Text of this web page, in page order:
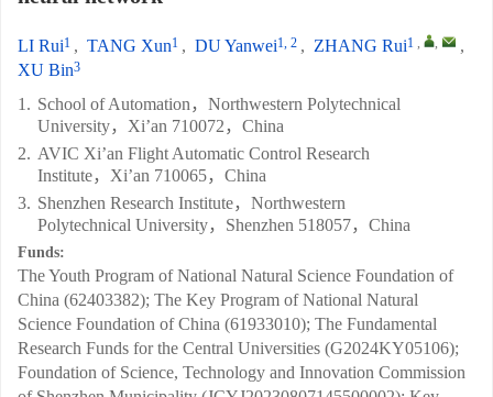
LI Rui1 , TANG Xun1 , DU Yanwei1, 2 , ZHANG Rui1 , ,
,
XU Bin3
1. School of Automation，Northwestern Polytechnical
University，Xi’an 710072，China
2. AVIC Xi’an Flight Automatic Control Research
Institute，Xi’an 710065，China
3. Shenzhen Research Institute，Northwestern
Polytechnical University，Shenzhen 518057，China
Funds:
The Youth Program of National Natural Science Foundation of
China (62403382); The Key Program of National Natural
Science Foundation of China (61933010); The Fundamental
Research Funds for the Central Universities (G2024KY05106);
Foundation of Science, Technology and Innovation Commission